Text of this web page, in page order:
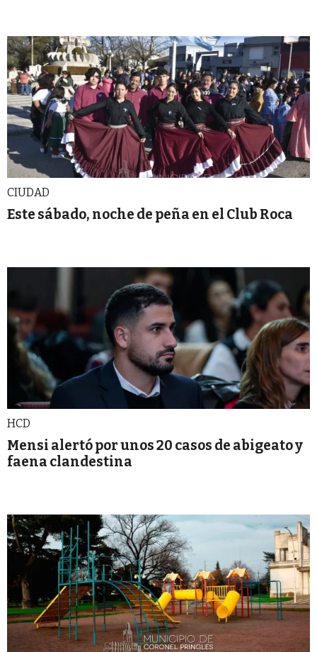
CIUDAD
Este sábado, noche de peña en el Club Roca
HCD
Mensi alertó por unos 20 casos de abigeato y
faena clandestina